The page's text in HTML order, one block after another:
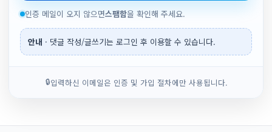
인증 메일이 오지 않으면스팸함을 확인해 주세요.
안내 · 댓글 작성/글쓰기는 로그인 후 이용할 수 있습니다.
🔒입력하신 이메일은 인증 및 가입 절차에만 사용됩니다.